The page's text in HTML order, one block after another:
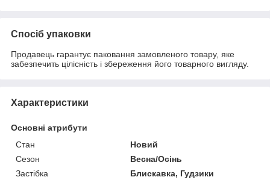
Спосіб упаковки
Продавець гарантує паковання замовленого товару, яке
забезпечить цілісність і збереження його товарного вигляду.
Характеристики
Основні атрибути
Стан
Новий
Сезон
Весна/Осінь
Застібка
Блискавка, Гудзики